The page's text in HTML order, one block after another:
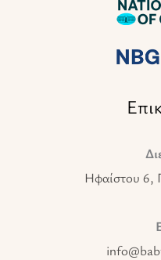
Ηφαίστου 6,